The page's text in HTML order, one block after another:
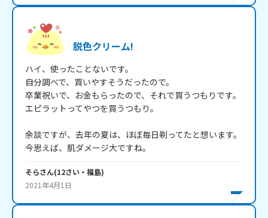
脱色クリーム!
ハイ、使ったことないです。
自分調べで、買いやすそうだったので。
卒業祝いで、お金もらったので、それで買うつもりです。
エピラットってやつを買うつもり。
余談ですが、去年の夏は、ほぼ毎日剃ってたと想います。
今思えば、肌ダメージ大ですね。
そらさん(12さい・ 福島)
2021年4月1日